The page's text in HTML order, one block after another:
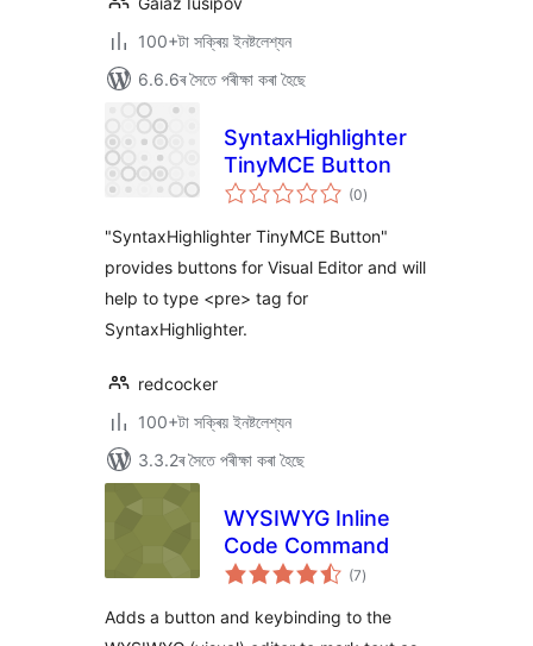
100+টা সক্ৰিয় ইনষ্টলেশ্যন
6.6.6ৰ সৈতে পৰীক্ষা কৰা হৈছে
SyntaxHighlighter
TinyMCE Button
(0টা
মুঠ)
"SyntaxHighlighter TinyMCE Button"
provides buttons for Visual Editor and will
help to type <pre> tag for
SyntaxHighlighter.
redcocker
100+টা সক্ৰিয় ইনষ্টলেশ্যন
3.3.2ৰ সৈতে পৰীক্ষা কৰা হৈছে
WYSIWYG Inline
Code Command
(7টা
মুঠ)
Adds a button and keybinding to the